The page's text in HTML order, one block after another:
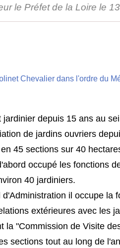
le Préfet de la Loire le
jardinier depuis 15 ans au
de jardins ouvriers
45 sections sur 40
occupé les fonctions
40 jardiniers.
il occupe la
extérieures avec les
la "Commission de Visite
sections tout au long de